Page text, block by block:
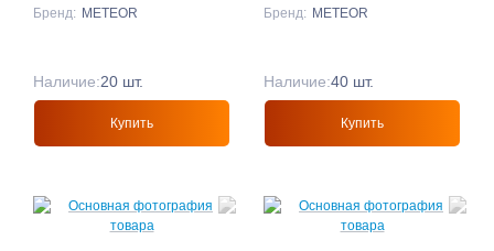
Бренд: METEOR
Наличие:20 шт.
Купить
Бренд: METEOR
Наличие:40 шт.
Купить